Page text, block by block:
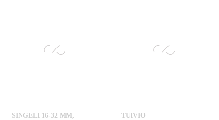
SINGELI 16-32 MM,
TUIVIO